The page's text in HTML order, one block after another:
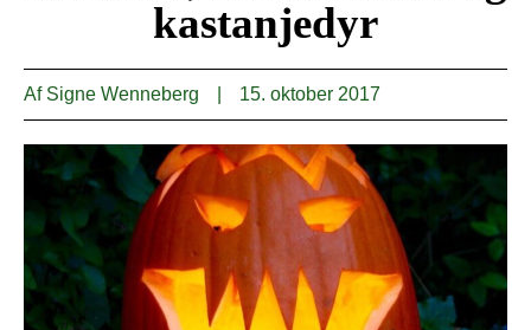
kastanjedyr
Af Signe Wenneberg 15. oktober 2017